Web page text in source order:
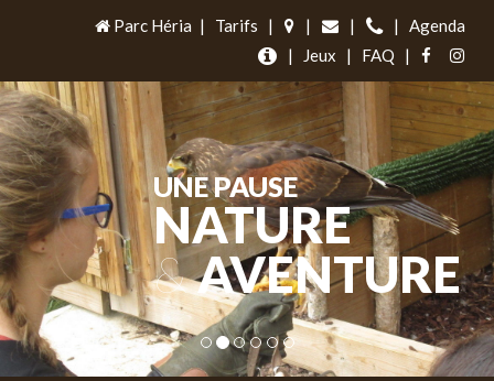
Parc Héria | Tarifs | | | |
Agenda
|
Jeux | FAQ |
UNE PAUSE
NATURE
&AVENTURE